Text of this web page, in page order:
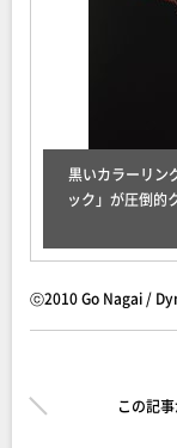
黒いカラーリン
ック」が圧倒的
ⓒ2010 Go Nagai /
この記